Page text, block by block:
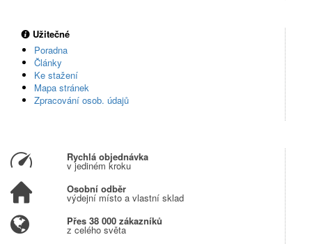
Užitečné
Poradna
Články
Ke stažení
Mapa stránek
Zpracování osob. údajů
Rychlá objednávka
v jediném kroku
Osobní odběr
výdejní místo a vlastní sklad
Přes 38 000 zákazníků
z celého světa